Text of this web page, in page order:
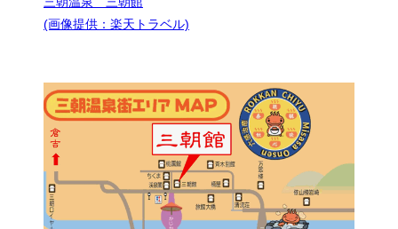
(画像提供：楽天トラベル)